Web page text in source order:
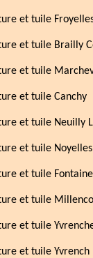
et tuile
et tuile Brailly
et tuile
et tuile Canchy
et tuile Neuilly L
et tuile Noyelles
et tuile
et tuile
et tuile
et tuile Yvrench